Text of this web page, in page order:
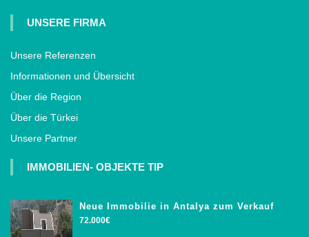
UNSERE FIRMA
Unsere Referenzen
Informationen und Übersicht
Über die Region
Über die Türkei
Unsere Partner
IMMOBILIEN- OBJEKTE TIP
Neue Immobilie in Antalya zum Verkauf
72.000€